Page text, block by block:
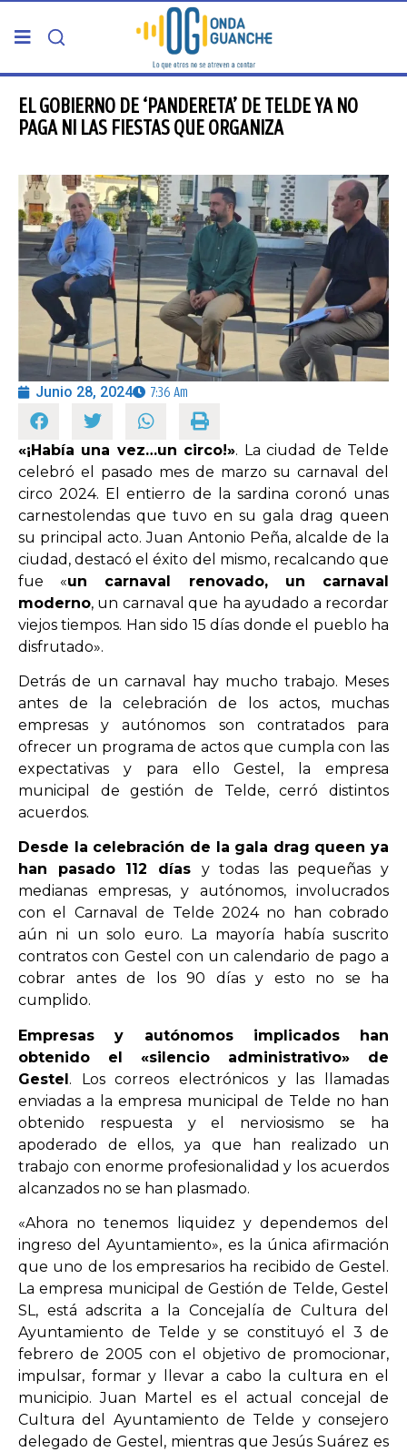
PORTADA
GRAN CANARIA
CANARIAS
5ª COLUMNA
CARTAS DEL DIRECTOR
OPINIÓN
PROGRAMAS
EL GOBIERNO DE ‘PANDERETA’ DE TELDE YA NO
PAGA NI LAS FIESTAS QUE ORGANIZA
Junio 28, 2024 7:36 Am
«¡Había una vez…un circo!». La ciudad de Telde
celebró el pasado mes de marzo su carnaval del
circo 2024. El entierro de la sardina coronó unas
carnestolendas que tuvo en su gala drag queen
su principal acto. Juan Antonio Peña, alcalde de la
ciudad, destacó el éxito del mismo, recalcando que
fue «un carnaval renovado, un carnaval
moderno, un carnaval que ha ayudado a recordar
viejos tiempos. Han sido 15 días donde el pueblo ha
disfrutado».
Detrás de un carnaval hay mucho trabajo. Meses
antes de la celebración de los actos, muchas
empresas y autónomos son contratados para
ofrecer un programa de actos que cumpla con las
expectativas y para ello Gestel, la empresa
municipal de gestión de Telde, cerró distintos
acuerdos.
Desde la celebración de la gala drag queen ya
han pasado 112 días y todas las pequeñas y
medianas empresas, y autónomos, involucrados
con el Carnaval de Telde 2024 no han cobrado
aún ni un solo euro. La mayoría había suscrito
contratos con Gestel con un calendario de pago a
cobrar antes de los 90 días y esto no se ha
cumplido.
Empresas y autónomos implicados han
obtenido el «silencio administrativo» de
Gestel. Los correos electrónicos y las llamadas
enviadas a la empresa municipal de Telde no han
obtenido respuesta y el nerviosismo se ha
apoderado de ellos, ya que han realizado un
trabajo con enorme profesionalidad y los acuerdos
alcanzados no se han plasmado.
«Ahora no tenemos liquidez y dependemos del
ingreso del Ayuntamiento», es la única afirmación
que uno de los empresarios ha recibido de Gestel.
La empresa municipal de Gestión de Telde, Gestel
SL, está adscrita a la Concejalía de Cultura del
Ayuntamiento de Telde y se constituyó el 3 de
febrero de 2005 con el objetivo de promocionar,
impulsar, formar y llevar a cabo la cultura en el
municipio. Juan Martel es el actual concejal de
Cultura del Ayuntamiento de Telde y consejero
delegado de Gestel, mientras que Jesús Suárez es